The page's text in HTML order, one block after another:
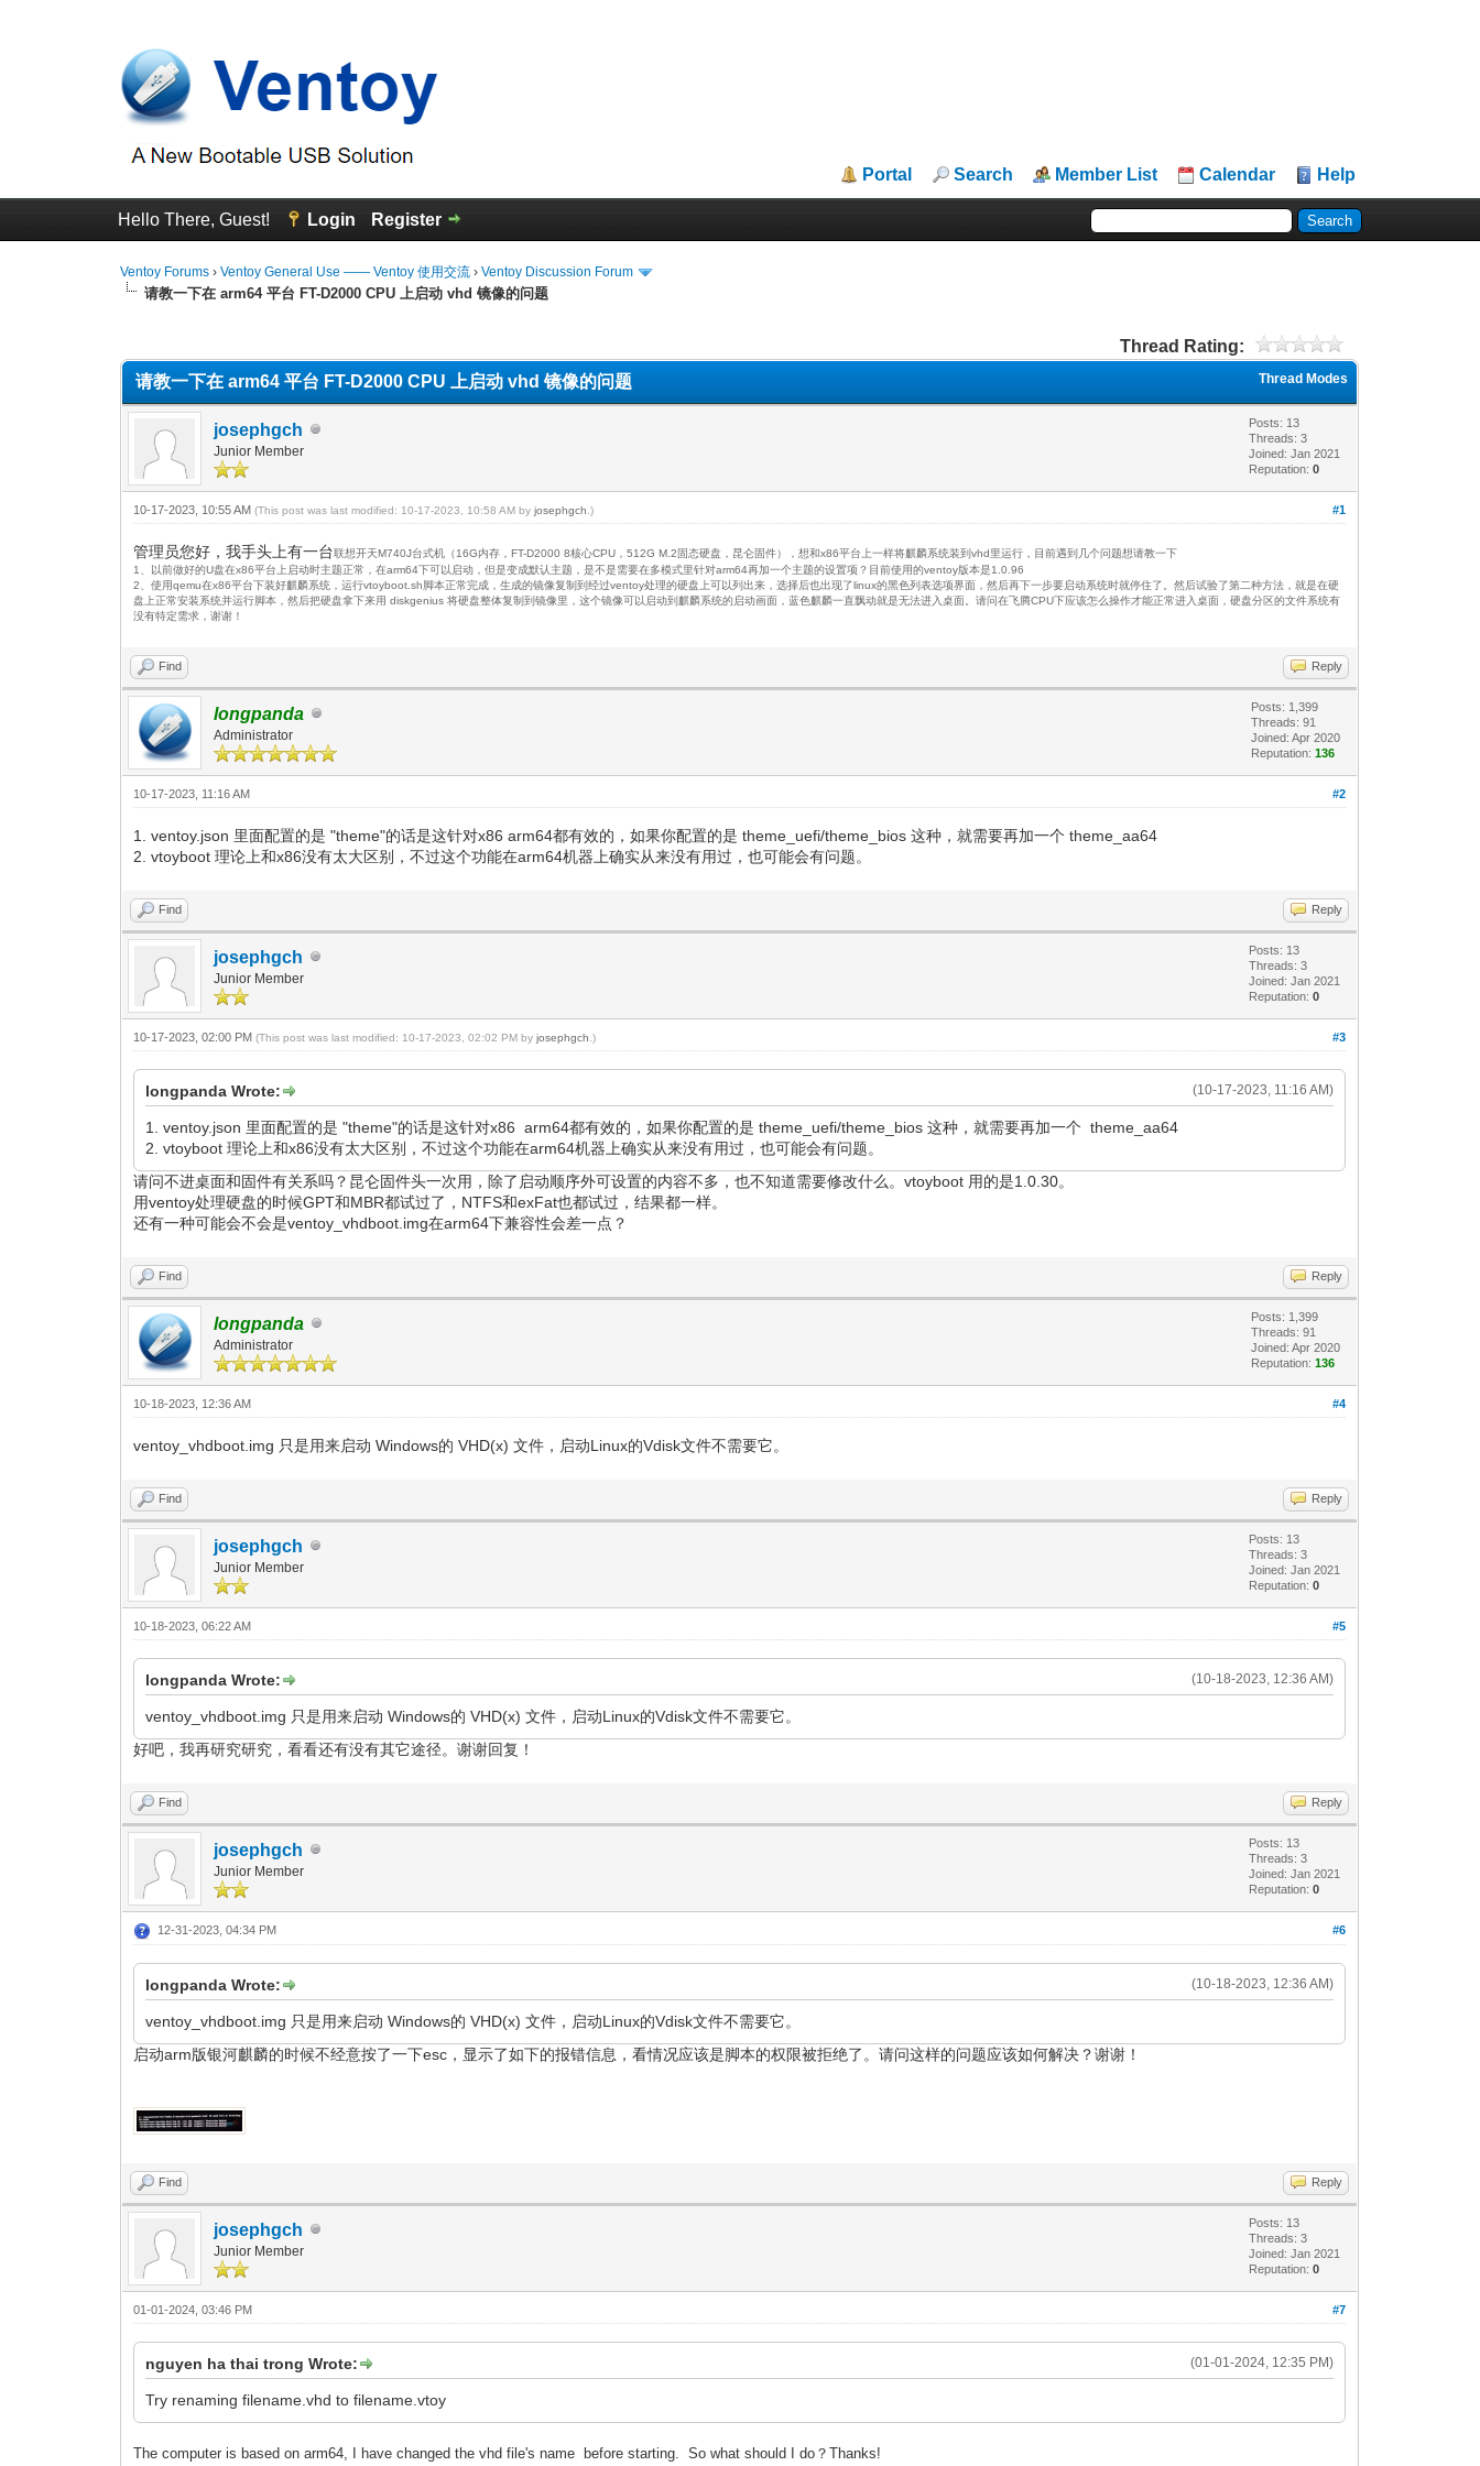
Portal Search Member List Calendar Help
Hello There, Guest! Login Register
Ventoy Forums ›Ventoy General Use —— Ventoy 使用交流 ›Ventoy Discussion Forum
请教一下在 arm64 平台 FT-D2000 CPU 上启动 vhd 镜像的问题
Thread Rating:
Thread Modes
请教一下在 arm64 平台 FT-D2000 CPU 上启动 vhd 镜像的问题
josephgch
Junior Member
Posts: 13
Threads: 3
Joined: Jan 2021
Reputation:0
#1
10-17-2023, 10:55 AM(This post was last modified: 10-17-2023, 10:58 AM byjosephgch .)
管理员您好，我手头上有一台联想开天M740J台式机（16G内存，FT-D2000 8核心CPU，512G M.2固态硬盘，昆仑固件），想和x86平台上一样将麒麟系统装到vhd里运行，目前遇到几个问题想请教一下
1、以前做好的U盘在x86平台上启动时主题正常，在arm64下可以启动，但是变成默认主题，是不是需要在多模式里针对arm64再加一个主题的设置项？目前使用的ventoy版本是1.0.96
2、使用qemu在x86平台下装好麒麟系统，运行vtoyboot.sh脚本正常完成，生成的镜像复制到经过ventoy处理的硬盘上可以列出来，选择后也出现了linux的黑色列表选项界面，然后再下一步要启动系统时就停住了。然后试验了第二种方法，就是在硬
盘上正常安装系统并运行脚本，然后把硬盘拿下来用 diskgenius 将硬盘整体复制到镜像里，这个镜像可以启动到麒麟系统的启动画面，蓝色麒麟一直飘动就是无法进入桌面。请问在飞腾CPU下应该怎么操作才能正常进入桌面，硬盘分区的文件系统有
没有特定需求，谢谢！
Find Reply
longpanda
Administrator
Posts: 1,399
Threads: 91
Joined: Apr 2020
Reputation:136
#2
10-17-2023, 11:16 AM
1. ventoy.json 里面配置的是 "theme"的话是这针对x86 arm64都有效的，如果你配置的是 theme_uefi/theme_bios 这种，就需要再加一个 theme_aa64
2. vtoyboot 理论上和x86没有太大区别，不过这个功能在arm64机器上确实从来没有用过，也可能会有问题。
Find Reply
josephgch
Junior Member
Posts: 13
Threads: 3
Joined: Jan 2021
Reputation:0
#3
10-17-2023, 02:00 PM(This post was last modified: 10-17-2023, 02:02 PM byjosephgch .)
(10-17-2023, 11:16 AM)
longpanda Wrote:
1. ventoy.json 里面配置的是 "theme"的话是这针对x86 arm64都有效的，如果你配置的是 theme_uefi/theme_bios 这种，就需要再加一个 theme_aa64
2. vtoyboot 理论上和x86没有太大区别，不过这个功能在arm64机器上确实从来没有用过，也可能会有问题。
请问不进桌面和固件有关系吗？昆仑固件头一次用，除了启动顺序外可设置的内容不多，也不知道需要修改什么。vtoyboot 用的是1.0.30。
用ventoy处理硬盘的时候GPT和MBR都试过了，NTFS和exFat也都试过，结果都一样。
还有一种可能会不会是ventoy_vhdboot.img在arm64下兼容性会差一点？
Find Reply
longpanda
Administrator
Posts: 1,399
Threads: 91
Joined: Apr 2020
Reputation:136
#4
10-18-2023, 12:36 AM
ventoy_vhdboot.img 只是用来启动 Windows的 VHD(x) 文件，启动Linux的Vdisk文件不需要它。
Find Reply
josephgch
Junior Member
Posts: 13
Threads: 3
Joined: Jan 2021
Reputation:0
#5
10-18-2023, 06:22 AM
(10-18-2023, 12:36 AM)
longpanda Wrote:
ventoy_vhdboot.img 只是用来启动 Windows的 VHD(x) 文件，启动Linux的Vdisk文件不需要它。
好吧，我再研究研究，看看还有没有其它途径。谢谢回复！
Find Reply
josephgch
Junior Member
Posts: 13
Threads: 3
Joined: Jan 2021
Reputation:0
#6
12-31-2023, 04:34 PM
(10-18-2023, 12:36 AM)
longpanda Wrote:
ventoy_vhdboot.img 只是用来启动 Windows的 VHD(x) 文件，启动Linux的Vdisk文件不需要它。
启动arm版银河麒麟的时候不经意按了一下esc，显示了如下的报错信息，看情况应该是脚本的权限被拒绝了。请问这样的问题应该如何解决？谢谢！
Find Reply
josephgch
Junior Member
Posts: 13
Threads: 3
Joined: Jan 2021
Reputation:0
#7
01-01-2024, 03:46 PM
(01-01-2024, 12:35 PM)
nguyen ha thai trong Wrote:
Try renaming filename.vhd to filename.vtoy
The computer is based on arm64, I have changed the vhd file's name before starting. So what should I do？Thanks!